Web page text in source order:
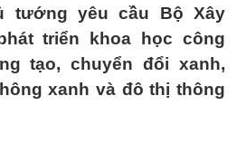
tướng yêu cầu Bộ Xây
triển khoa học công
tạo, chuyển đổi xanh,
xanh và đô thị thông